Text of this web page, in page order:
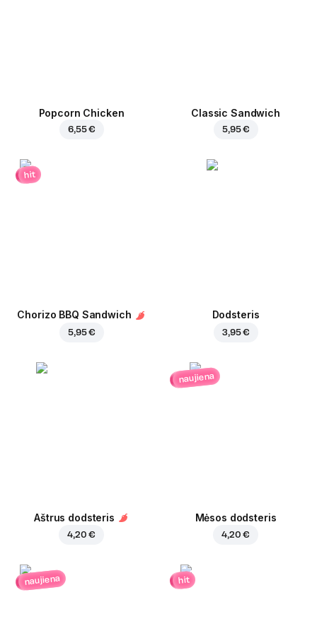
Popcorn Chicken
6,55 €
Classic Sandwich
5,95 €
hit
Chorizo BBQ Sandwich
5,95 €
Dodsteris
3,95 €
Aštrus dodsteris
4,20 €
naujiena
Mėsos dodsteris
4,20 €
naujiena hit